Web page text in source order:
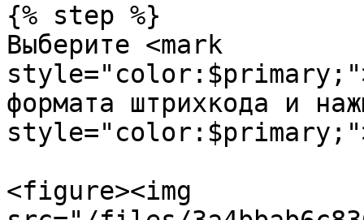
{% step %}
Выберите <mark
формата штрихкода и
<figure><img